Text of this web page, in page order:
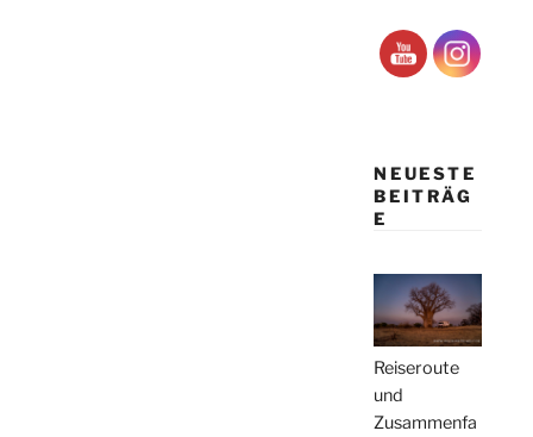
NEUESTE
BEITRÄG
E
Reiseroute
und
Zusammenfa